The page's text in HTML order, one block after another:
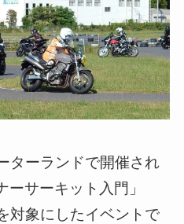
ターランドで開催され
サーキット入門」
対象にしたイベントで